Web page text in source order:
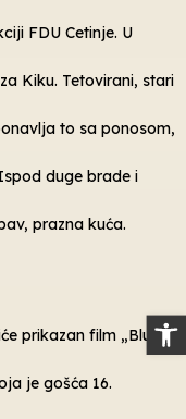
FDU Cetinje. U
Kiku. Tetovirani, stari
to sa ponosom,
duge brade i
prazna kuća.
prikazan film „Blum
je gošća 16.